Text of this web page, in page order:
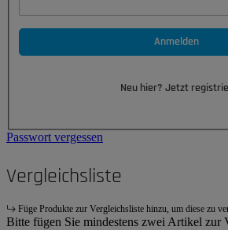
Anmelden
Neu hier? Jetzt
Passwort vergessen
Vergleichsliste
Füge Produkte zur Vergleichsliste hinzu, um diese zu
Bitte fügen Sie mindestens zwei Artikel zur